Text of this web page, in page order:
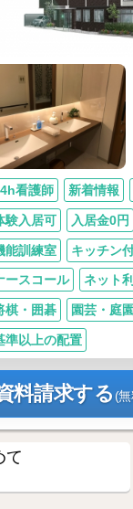
看護師 新着情報
験入居可 入居金0円
能訓練室 キッチン
ースコール ネット
棋・囲碁 園芸・庭園
準以上の配置
料請求する(
て